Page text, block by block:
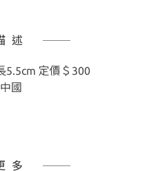
述
5.5cm 定價＄300
國
多